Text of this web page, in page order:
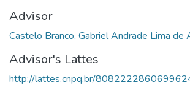
Advisor
Castelo Branco, Gabriel Andrade Lima de
Advisor's Lattes
http://lattes.cnpq.br/